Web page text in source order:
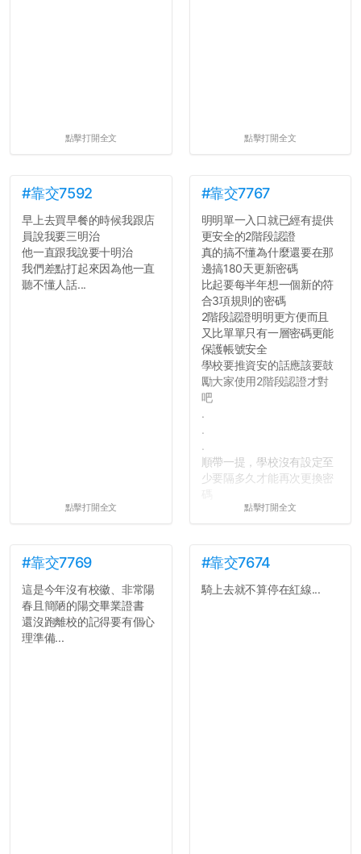
點擊打開全文 點擊打開全文
#靠交7592
早上去買早餐的時候我跟店
員說我要三明治
他一直跟我說要十明治
我們差點打起來因為他一直
聽不懂人話...
點擊打開全文
#靠交7767
明明單一入口就已經有提供
更安全的2階段認證
真的搞不懂為什麼還要在那
邊搞180天更新密碼
比起要每半年想一個新的符
合3項規則的密碼
2階段認證明明更方便而且
又比單單只有一層密碼更能
保護帳號安全
學校要推資安的話應該要鼓
勵大家使用2階段認證才對
吧
.
.
.
順帶一提，學校沒有設定至
少要隔多久才能再次更換密
所以只要重新設定4次密碼
真是安全呢...
點擊打開全文
#靠交7769
這是今年沒有校徽、非常陽
春且簡陋的陽交畢業證書
還沒跑離校的記得要有個心
理準備...
#靠交7674
騎上去就不算停在紅線...